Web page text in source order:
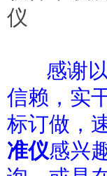
感谢以
信赖，实
标订做，
准仪感兴